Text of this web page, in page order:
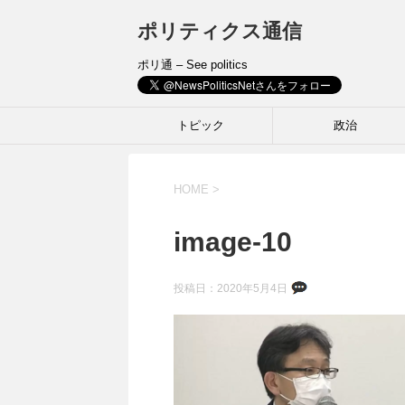
ポリティクス通信
ポリ通 – See politics
トピック 政治
HOME >
image-10
投稿日： 2020年5月4日